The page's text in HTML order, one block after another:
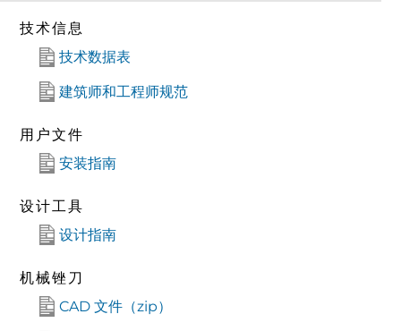
技术信息
技术数据表
建筑师和工程师规范
用户文件
安装指南
设计工具
设计指南
机械锉刀
CAD 文件（zip）